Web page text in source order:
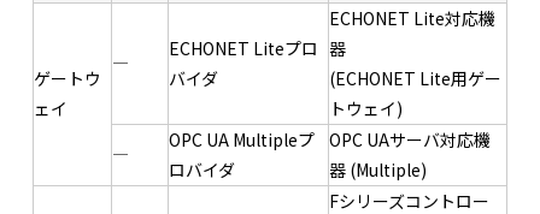
ゲートウ
ェイ
―
ECHONET Liteプロ
バイダ
ECHONET Lite対応機
器
(ECHONET Lite用ゲー
トウェイ)
―
OPC UA Multipleプ
ロバイダ
OPC UAサーバ対応機
器 (Multiple)
Fシリーズコントロー